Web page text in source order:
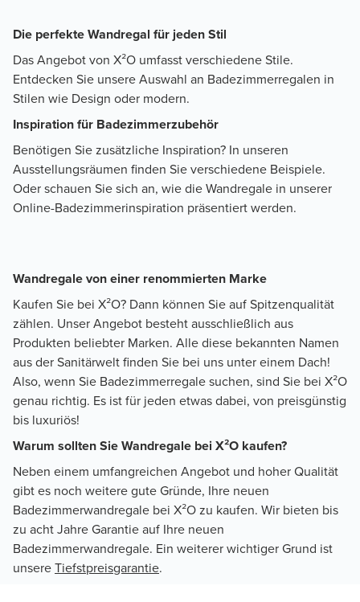
Die perfekte Wandregal für jeden Stil
Das Angebot von X²O umfasst verschiedene Stile.
Entdecken Sie unsere Auswahl an Badezimmerregalen in
Stilen wie Design oder modern.
Inspiration für Badezimmerzubehör
Benötigen Sie zusätzliche Inspiration? In unseren
Ausstellungsräumen finden Sie verschiedene Beispiele.
Oder schauen Sie sich an, wie die Wandregale in unserer
Online-Badezimmerinspiration präsentiert werden.
Wandregale von einer renommierten Marke
Kaufen Sie bei X²O? Dann können Sie auf Spitzenqualität
zählen. Unser Angebot besteht ausschließlich aus
Produkten beliebter Marken. Alle diese bekannten Namen
aus der Sanitärwelt finden Sie bei uns unter einem Dach!
Also, wenn Sie Badezimmerregale suchen, sind Sie bei X²O
genau richtig. Es ist für jeden etwas dabei, von preisgünstig
bis luxuriös!
Warum sollten Sie Wandregale bei X²O kaufen?
Neben einem umfangreichen Angebot und hoher Qualität
gibt es noch weitere gute Gründe, Ihre neuen
Badezimmerwandregale bei X²O zu kaufen. Wir bieten bis
zu acht Jahre Garantie auf Ihre neuen
Badezimmerwandregale. Ein weiterer wichtiger Grund ist
unsereTiefstpreisgarantie.